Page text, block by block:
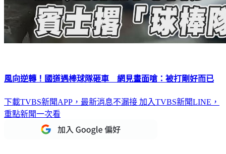
風向逆轉！國道遇棒球隊砸車 網見畫面嗆：被打剛好而已
下載TVBS新聞APP，最新消息不漏接 加入TVBS新聞LINE，
重點新聞一次看